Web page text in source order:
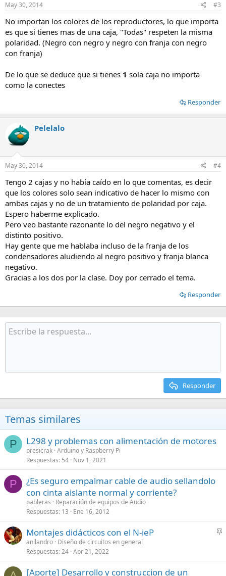
May 30, 2014 #3
No importan los colores de los reproductores, lo que importa
es que si tienes mas de una caja, "Todas" respeten la misma
polaridad. (Negro con negro y negro con franja con negro
con franja)
De lo que se deduce que si tienes 1 sola caja no importa
como la conectes
Responder
Pelelalo
May 30, 2014 #4
Tengo 2 cajas y no había caído en lo que comentas, es decir
que los colores solo sean indicativo de hacer lo mismo con
ambas cajas y no de un tratamiento de polaridad por caja.
Espero haberme explicado.
Pero veo bastante razonante lo del negro negativo y el
distinto positivo.
Hay gente que me hablaba incluso de la franja de los
condensadores aludiendo al negro positivo y franja blanca
negativo.
Gracias a los dos por la clase. Doy por cerrado el tema.
Responder
Responder
Temas similares
P L298 y problemas con alimentación de motores
presicrak Arduino y Raspberry Pi
Respuestas 54 Nov 1, 2021
P
¿Es seguro empalmar cable de audio sellandolo
con cinta aislante normal y corriente?
pableras
Reparación de equipos de Audio
Respuestas 13 Ene 16, 2012
A
Montajes didácticos con el N-ieP
anilandro Diseño de circuitos en general
Respuestas 24 Abr 21, 2022
[Aporte] Desarrollo y construccion de un